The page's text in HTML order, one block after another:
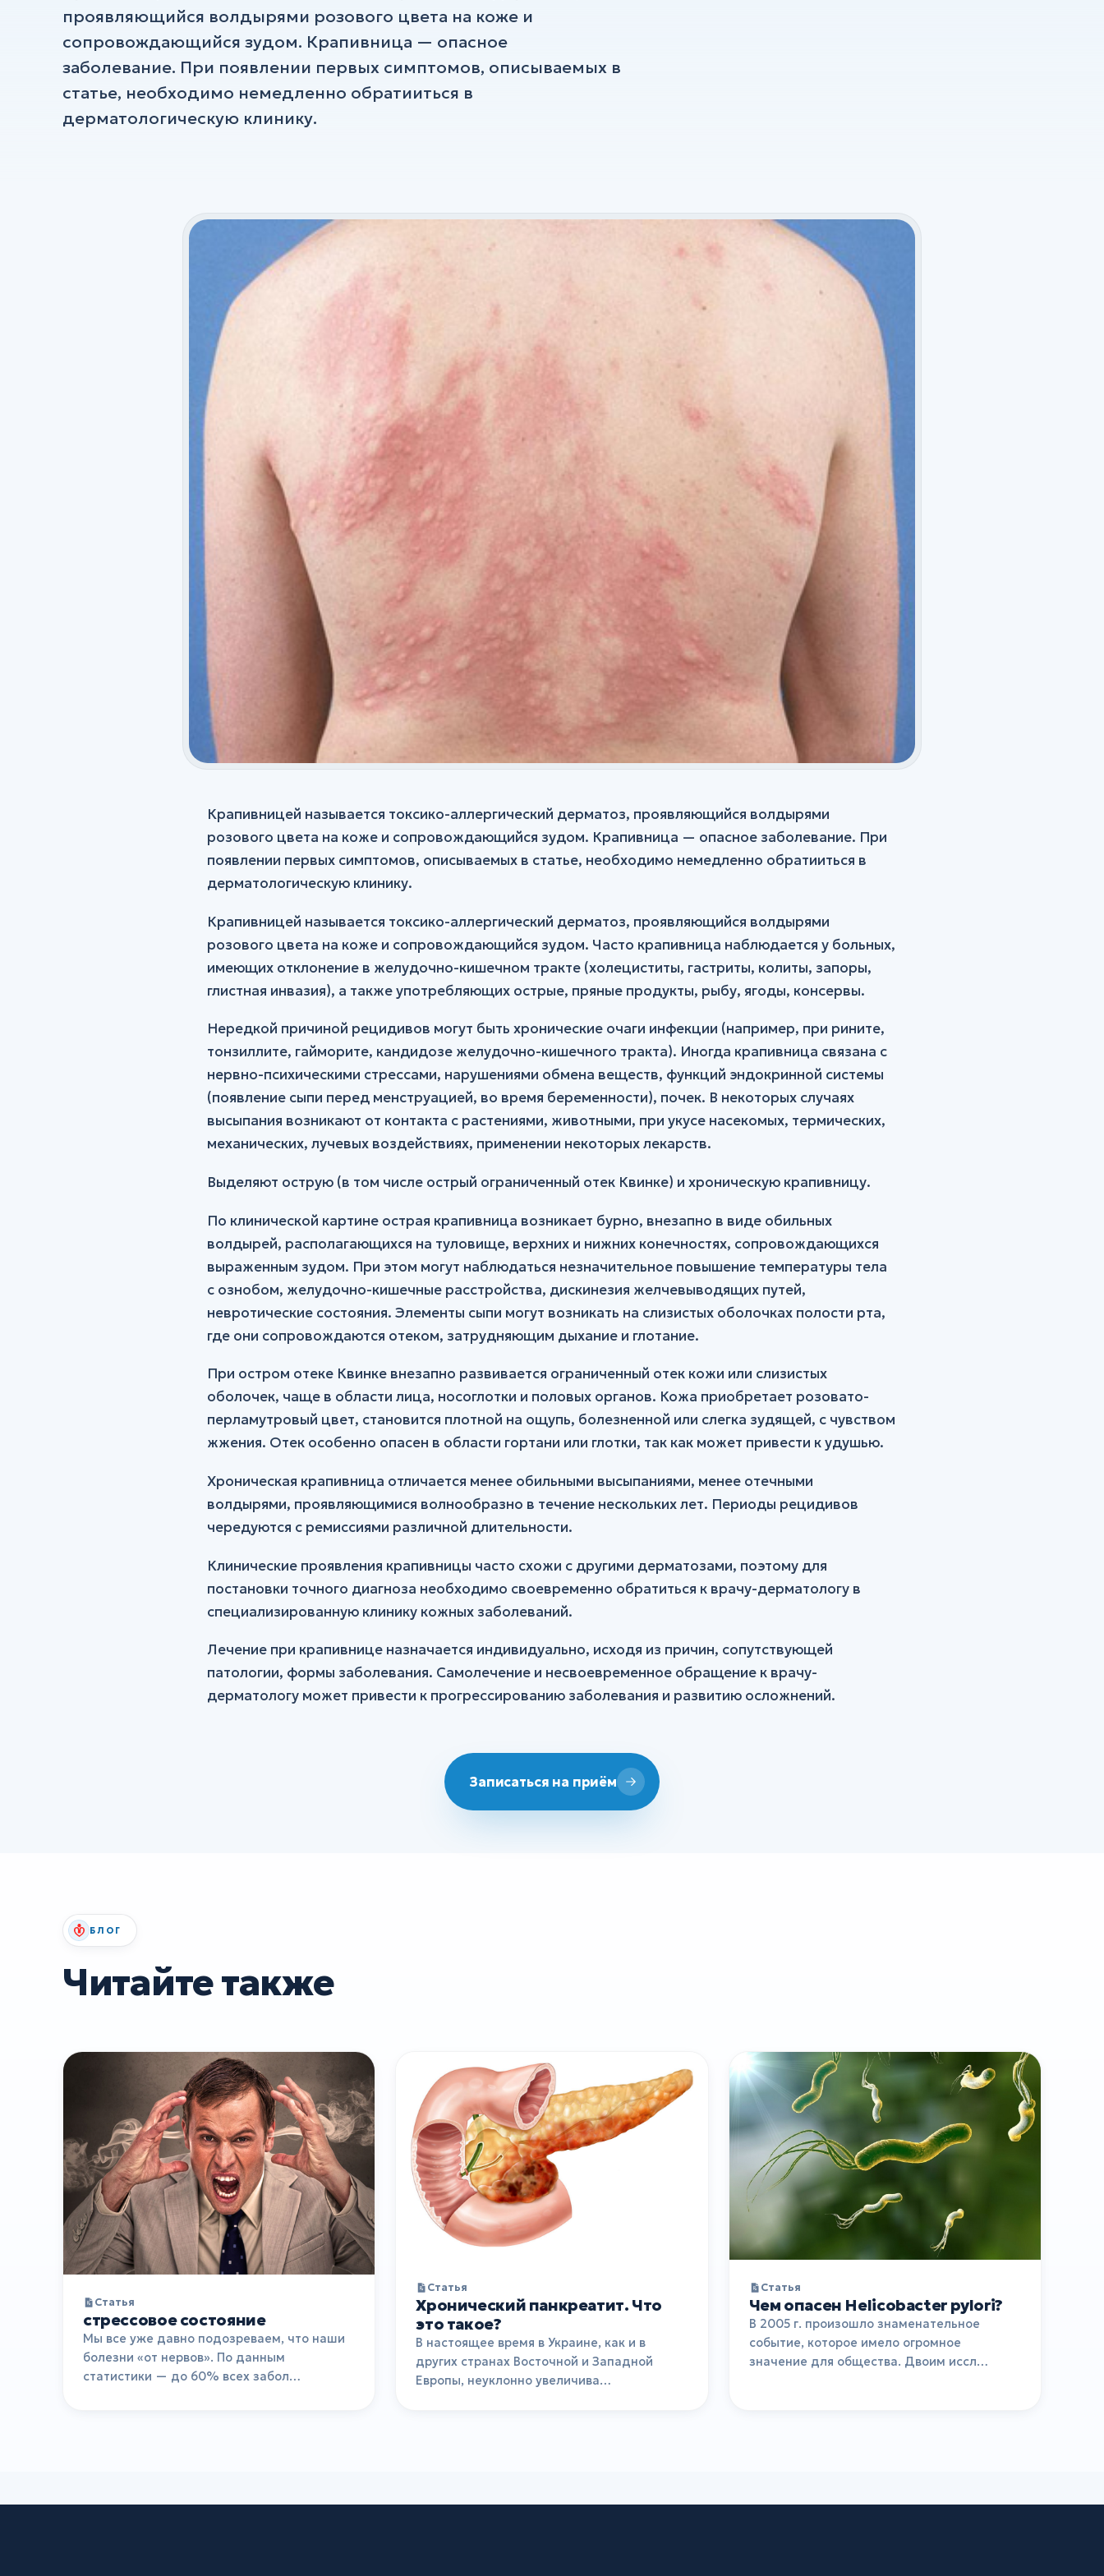
УЗИ
Хирургия
Флебология
проявляющийся волдырями розового цвета на коже и
сопровождающийся зудом. Крапивница — опасное
заболевание. При появлении первых симптомов, описываемых в
статье, необходимо немедленно обратииться в
дерматологическую клинику.
Крапивницей называется токсико-аллергический дерматоз, проявляющийся волдырями
розового цвета на коже и сопровождающийся зудом. Крапивница — опасное заболевание. При
появлении первых симптомов, описываемых в статье, необходимо немедленно обратииться в
дерматологическую клинику.
Крапивницей называется токсико-аллергический дерматоз, проявляющийся волдырями
розового цвета на коже и сопровождающийся зудом. Часто крапивница наблюдается у больных,
имеющих отклонение в желудочно-кишечном тракте (холециститы, гастриты, колиты, запоры,
глистная инвазия), а также употребляющих острые, пряные продукты, рыбу, ягоды, консервы.
Нередкой причиной рецидивов могут быть хронические очаги инфекции (например, при рините,
тонзиллите, гайморите, кандидозе желудочно-кишечного тракта). Иногда крапивница связана с
нервно-психическими стрессами, нарушениями обмена веществ, функций эндокринной системы
(появление сыпи перед менструацией, во время беременности), почек. В некоторых случаях
высыпания возникают от контакта с растениями, животными, при укусе насекомых, термических,
механических, лучевых воздействиях, применении некоторых лекарств.
Выделяют острую (в том числе острый ограниченный отек Квинке) и хроническую крапивницу.
По клинической картине острая крапивница возникает бурно, внезапно в виде обильных
волдырей, располагающихся на туловище, верхних и нижних конечностях, сопровождающихся
выраженным зудом. При этом могут наблюдаться незначительное повышение температуры тела
с ознобом, желудочно-кишечные расстройства, дискинезия желчевыводящих путей,
невротические состояния. Элементы сыпи могут возникать на слизистых оболочках полости рта,
где они сопровождаются отеком, затрудняющим дыхание и глотание.
При остром отеке Квинке внезапно развивается ограниченный отек кожи или слизистых
оболочек, чаще в области лица, носоглотки и половых органов. Кожа приобретает розовато-
перламутровый цвет, становится плотной на ощупь, болезненной или слегка зудящей, с чувством
жжения. Отек особенно опасен в области гортани или глотки, так как может привести к удушью.
Хроническая крапивница отличается менее обильными высыпаниями, менее отечными
волдырями, проявляющимися волнообразно в течение нескольких лет. Периоды рецидивов
чередуются с ремиссиями различной длительности.
Клинические проявления крапивницы часто схожи с другими дерматозами, поэтому для
постановки точного диагноза необходимо своевременно обратиться к врачу-дерматологу в
специализированную клинику кожных заболеваний.
Лечение при крапивнице назначается индивидуально, исходя из причин, сопутствующей
патологии, формы заболевания. Самолечение и несвоевременное обращение к врачу-
дерматологу может привести к прогрессированию заболевания и развитию осложнений.
Записаться на приём
БЛОГ
Читайте также
Статья
стрессовое состояние
Мы все уже давно подозреваем, что наши
болезни «от нервов». По данным
статистики — до 60% всех забол…
Статья
Хронический панкреатит. Что
это такое?
В настоящее время в Украине, как и в
других странах Восточной и Западной
Европы, неуклонно увеличива…
Статья
Чем опасен Helicobacter pylori?
В 2005 г. произошло знаменательное
событие, которое имело огромное
значение для общества. Двоим иссл…